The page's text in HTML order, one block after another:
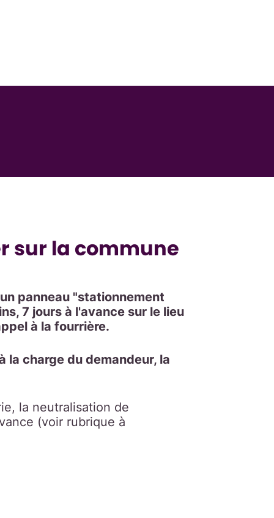
sur la commune
panneau "stationnement
7 jours à l'avance sur le lieu
à la fourrière.
la charge du demandeur, la
la neutralisation de
(voir rubrique à